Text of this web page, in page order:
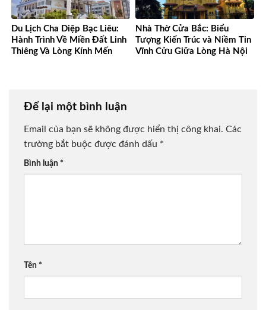
Du Lịch Cha Diệp Bạc Liêu:
Hành Trình Về Miền Đất Linh
Thiêng Và Lòng Kính Mến
Nhà Thờ Cửa Bắc: Biểu
Tượng Kiến Trúc và Niềm Tin
Vĩnh Cửu Giữa Lòng Hà Nội
Để lại một bình luận
Email của bạn sẽ không được hiển thị công khai. Các
trường bắt buộc được đánh dấu *
Bình luận *
Tên *